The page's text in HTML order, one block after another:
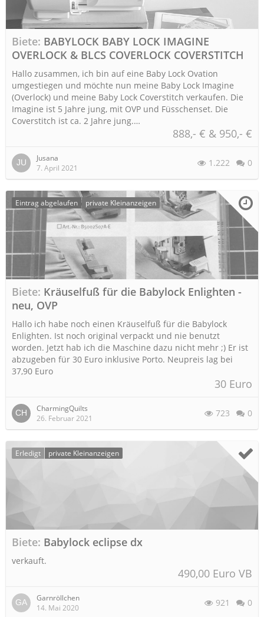
Biete BABYLOCK BABY LOCK IMAGINE
OVERLOCK & BLCS COVERLOCK COVERSTITCH
Hallo zusammen, ich bin auf eine Baby Lock Ovation
umgestiegen und möchte nun meine Baby Lock Imagine
(Overlock) und meine Baby Lock Coverstitch verkaufen. Die
Imagine ist 5 Jahre jung, mit OVP und Füsschenset. Die
Coverstitch ist ca. 2 Jahre jung.…
888,- € & 950,- €
Jusana
7. April 2021
1.222 0
Eintrag abgelaufen private Kleinanzeigen
Biete Kräuselfuß für die Babylock Enlighten -
neu, OVP
Hallo ich habe noch einen Kräuselfuß für die Babylock
Enlighten. Ist noch original verpackt und nie benutzt
worden. Jetzt hab ich die Maschine dazu nicht mehr ;) Er ist
abzugeben für 30 Euro inklusive Porto. Neupreis lag bei
37,90 Euro
30 Euro
CharmingQuilts
26. Februar 2021
723 0
Erledigt private Kleinanzeigen
Biete Babylock eclipse dx
verkauft.
490,00 Euro VB
Garnröllchen
14. Mai 2020
921 0